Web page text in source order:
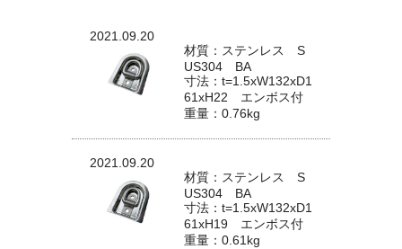
2021.09.20
材質：ステンレス S
US304 BA
寸法：t=1.5xW132xD1
61xH22 エンボス付
重量：0.76kg
2021.09.20
材質：ステンレス S
US304 BA
寸法：t=1.5xW132xD1
61xH19 エンボス付
重量：0.61kg